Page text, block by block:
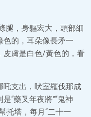
腿，身軀宏大，頭部細
的，耳朵像長矛一
皮膚是白色/黃色的，看
吒支出，吠室羅伐那成
“藥叉年夜將”“鬼神
托塔，每月“二十一